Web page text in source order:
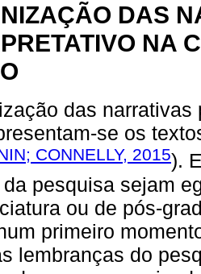
DAS
NA
das
se os
CONNELLY, 2015).
pesquisa sejam
ou de pós-
primeiro
lembranças do